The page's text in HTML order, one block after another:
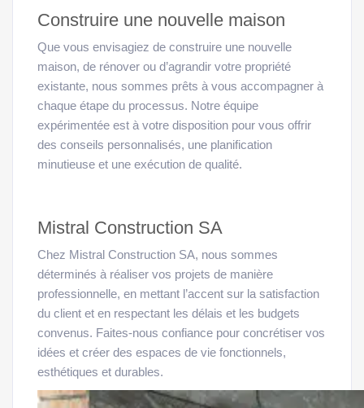
Construire une nouvelle maison
Que vous envisagiez de construire une nouvelle
maison, de rénover ou d’agrandir votre propriété
existante, nous sommes prêts à vous accompagner à
chaque étape du processus. Notre équipe
expérimentée est à votre disposition pour vous offrir
des conseils personnalisés, une planification
minutieuse et une exécution de qualité.
Mistral Construction SA
Chez Mistral Construction SA, nous sommes
déterminés à réaliser vos projets de manière
professionnelle, en mettant l’accent sur la satisfaction
du client et en respectant les délais et les budgets
convenus. Faites-nous confiance pour concrétiser vos
idées et créer des espaces de vie fonctionnels,
esthétiques et durables.